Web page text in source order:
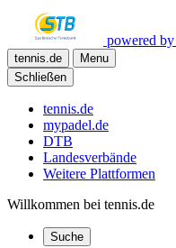
powered by
tennis.de
Menu
Schließen
tennis.de
mypadel.de
DTB
Landesverbände
Weitere Plattformen
Willkommen bei tennis.de
Suche